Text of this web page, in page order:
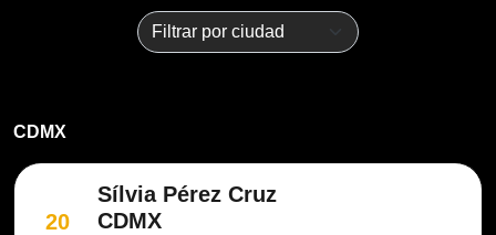
CDMX
20
Sílvia Pérez Cruz
CDMX